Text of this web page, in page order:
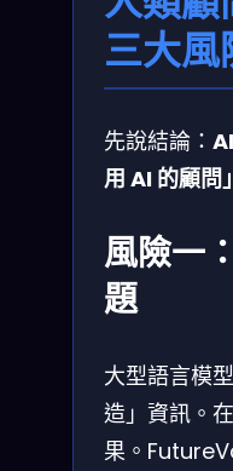
三大風
先說結論：
用 AI 的顧問
風險一
題
大型語言模
造」資訊。
果。